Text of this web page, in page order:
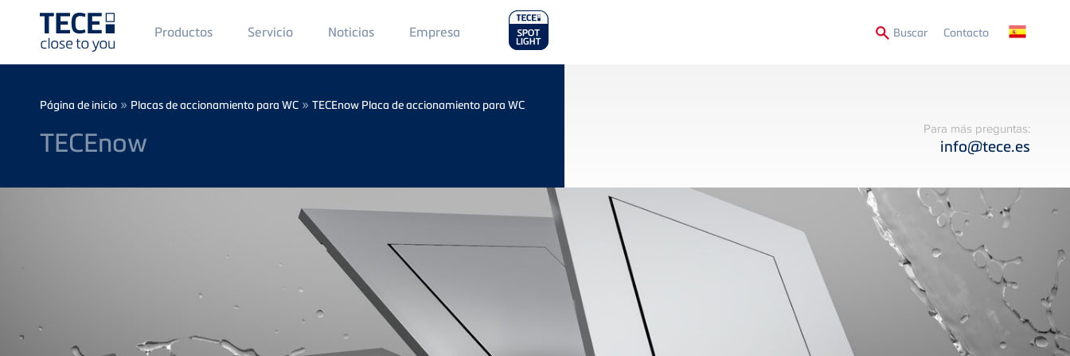
Main
Menü
1
Productos Servicio Noticias Main
Menu
2
Empresa BuscarSecondary
Contacto
Breadcrumb
Página de inicio » Placas de accionamiento para WC » TECEnow Placa de accionamiento para WC
TECEnow Para más preguntas:
info@tece.es